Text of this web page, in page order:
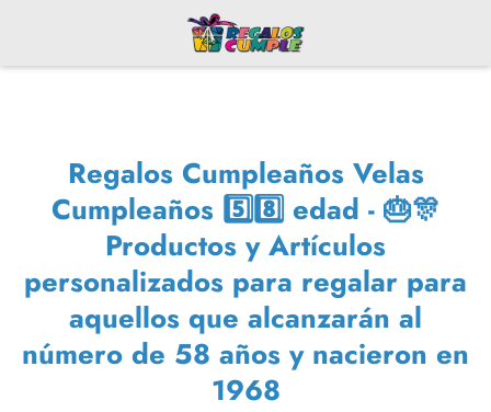
Regalos Cumpleaños Velas
Cumpleaños 5️⃣8️⃣ edad - 🎂🎊
Productos y Artículos
personalizados para regalar para
aquellos que alcanzarán al
número de 58 años y nacieron en
1968